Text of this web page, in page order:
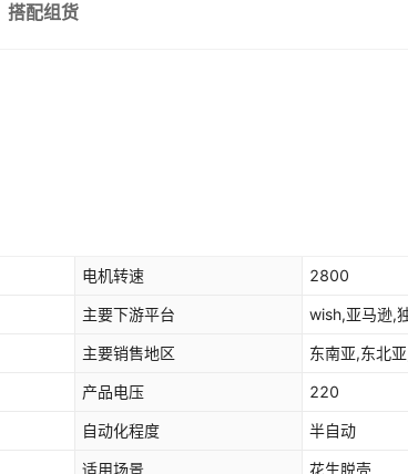
搭配组货
电机转速 2800
主要下游平台 wish,亚马逊,
主要销售地区 东南亚,东北
产品电压 220
自动化程度 半自动
适用场景 花生脱壳